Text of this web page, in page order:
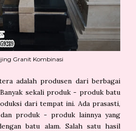
Granit Kombinasi
adalah produsen dari berbagai
sekali produk - produk batu
dari tempat ini. Ada prasasti,
produk - produk lainnya yang
batu alam. Salah satu hasil